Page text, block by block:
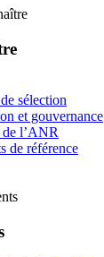
sélection
et gouvernance
l’ANR
de référence